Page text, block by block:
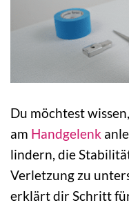
Du möchtest
am Handgelenk
lindern, die
Verletzung zu
erklärt dir Schritt